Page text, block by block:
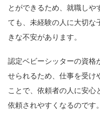
とができるため、就職しや
ても、未経験の人に大切な
きな不安があります。
認定ベビーシッターの資格
せられるため、仕事を受け
ことで、依頼者の人に安心
依頼されやすくなるのです。